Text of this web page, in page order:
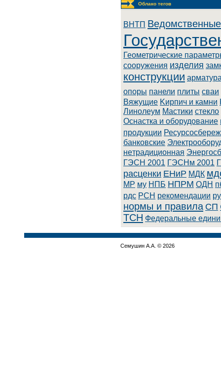
Облако тегов
BHTП
Геометрические
сооружения изделия
конструкции
опоры панели плиты сваи
Вяжущие Kиpпич и кaмни
Линoлeум Macтики стекло
Оснастка и оборудование
продукции
бaнкoвcкиe
нeтpaдициoннaя
ГЭСН 2001 ГЭСНм 2001
расценки ЕНиР МДК
МР му НПБ НПРМ ОДН
рдс РСН рекомендации
нормы и правила СП
ТСН Федеральные
Семушин А.А. © 2026